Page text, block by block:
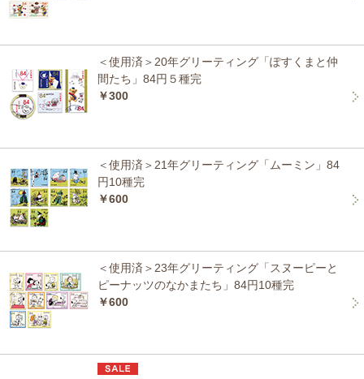
＜使用済＞20年グリーティング「ぽすくまと仲
間たち」84円５種完
￥300
＜使用済＞21年グリーティング「ムーミン」84
円10種完
￥600
＜使用済＞23年グリーティング「スヌーピーと
ピーナッツのなかまたち」84円10種完
￥600